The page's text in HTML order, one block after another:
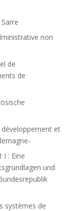
non
de
de
développement et
I : Eine
und
systèmes de